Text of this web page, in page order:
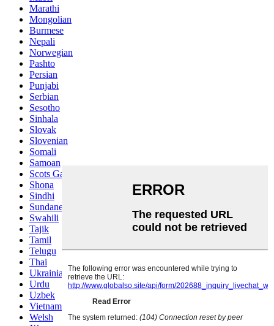
Marathi
Mongolian
Burmese
Nepali
Norwegian
Pashto
Persian
Punjabi
Serbian
Sesotho
Sinhala
Slovak
Slovenian
Somali
Samoan
Scots Gaelic
Shona
Sindhi
Sundanese
Swahili
Tajik
Tamil
Telugu
Thai
Ukrainian
Urdu
Uzbek
Vietnamese
Welsh